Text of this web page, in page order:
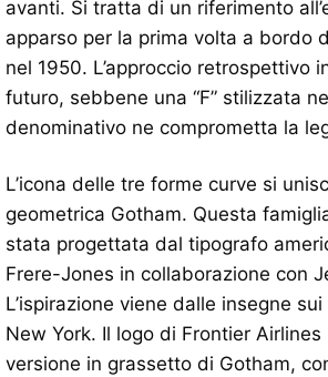
avanti. Si tratta di un riferimento
apparso per la prima volta a bordo
nel 1950. L’approccio retrospettivo
futuro, sebbene una “F” stilizzata
denominativo ne comprometta la
L’icona delle tre forme curve si
geometrica Gotham. Questa
stata progettata dal tipografo
Frere-Jones in collaborazione con
L’ispirazione viene dalle insegne
New York. Il logo di Frontier
versione in grassetto di Gotham,